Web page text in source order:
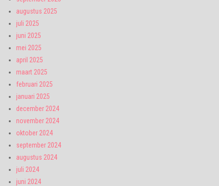
augustus 2025
juli 2025
juni 2025
mei 2025
april 2025
maart 2025
februari 2025
januari 2025
december 2024
november 2024
oktober 2024
september 2024
augustus 2024
juli 2024
juni 2024